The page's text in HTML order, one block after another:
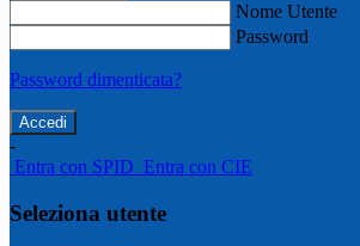
Nome Utente
Password
Password dimenticata?
-
Entra con SPID Entra con CIE
Seleziona utente